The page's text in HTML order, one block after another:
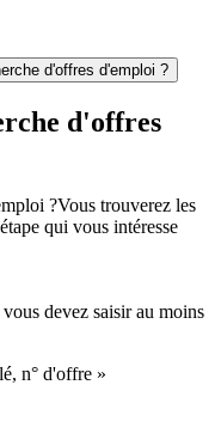
d'offres d'emploi ?
d'offres
?Vous trouverez les
qui vous intéresse
devez saisir au moins
n° d'offre »